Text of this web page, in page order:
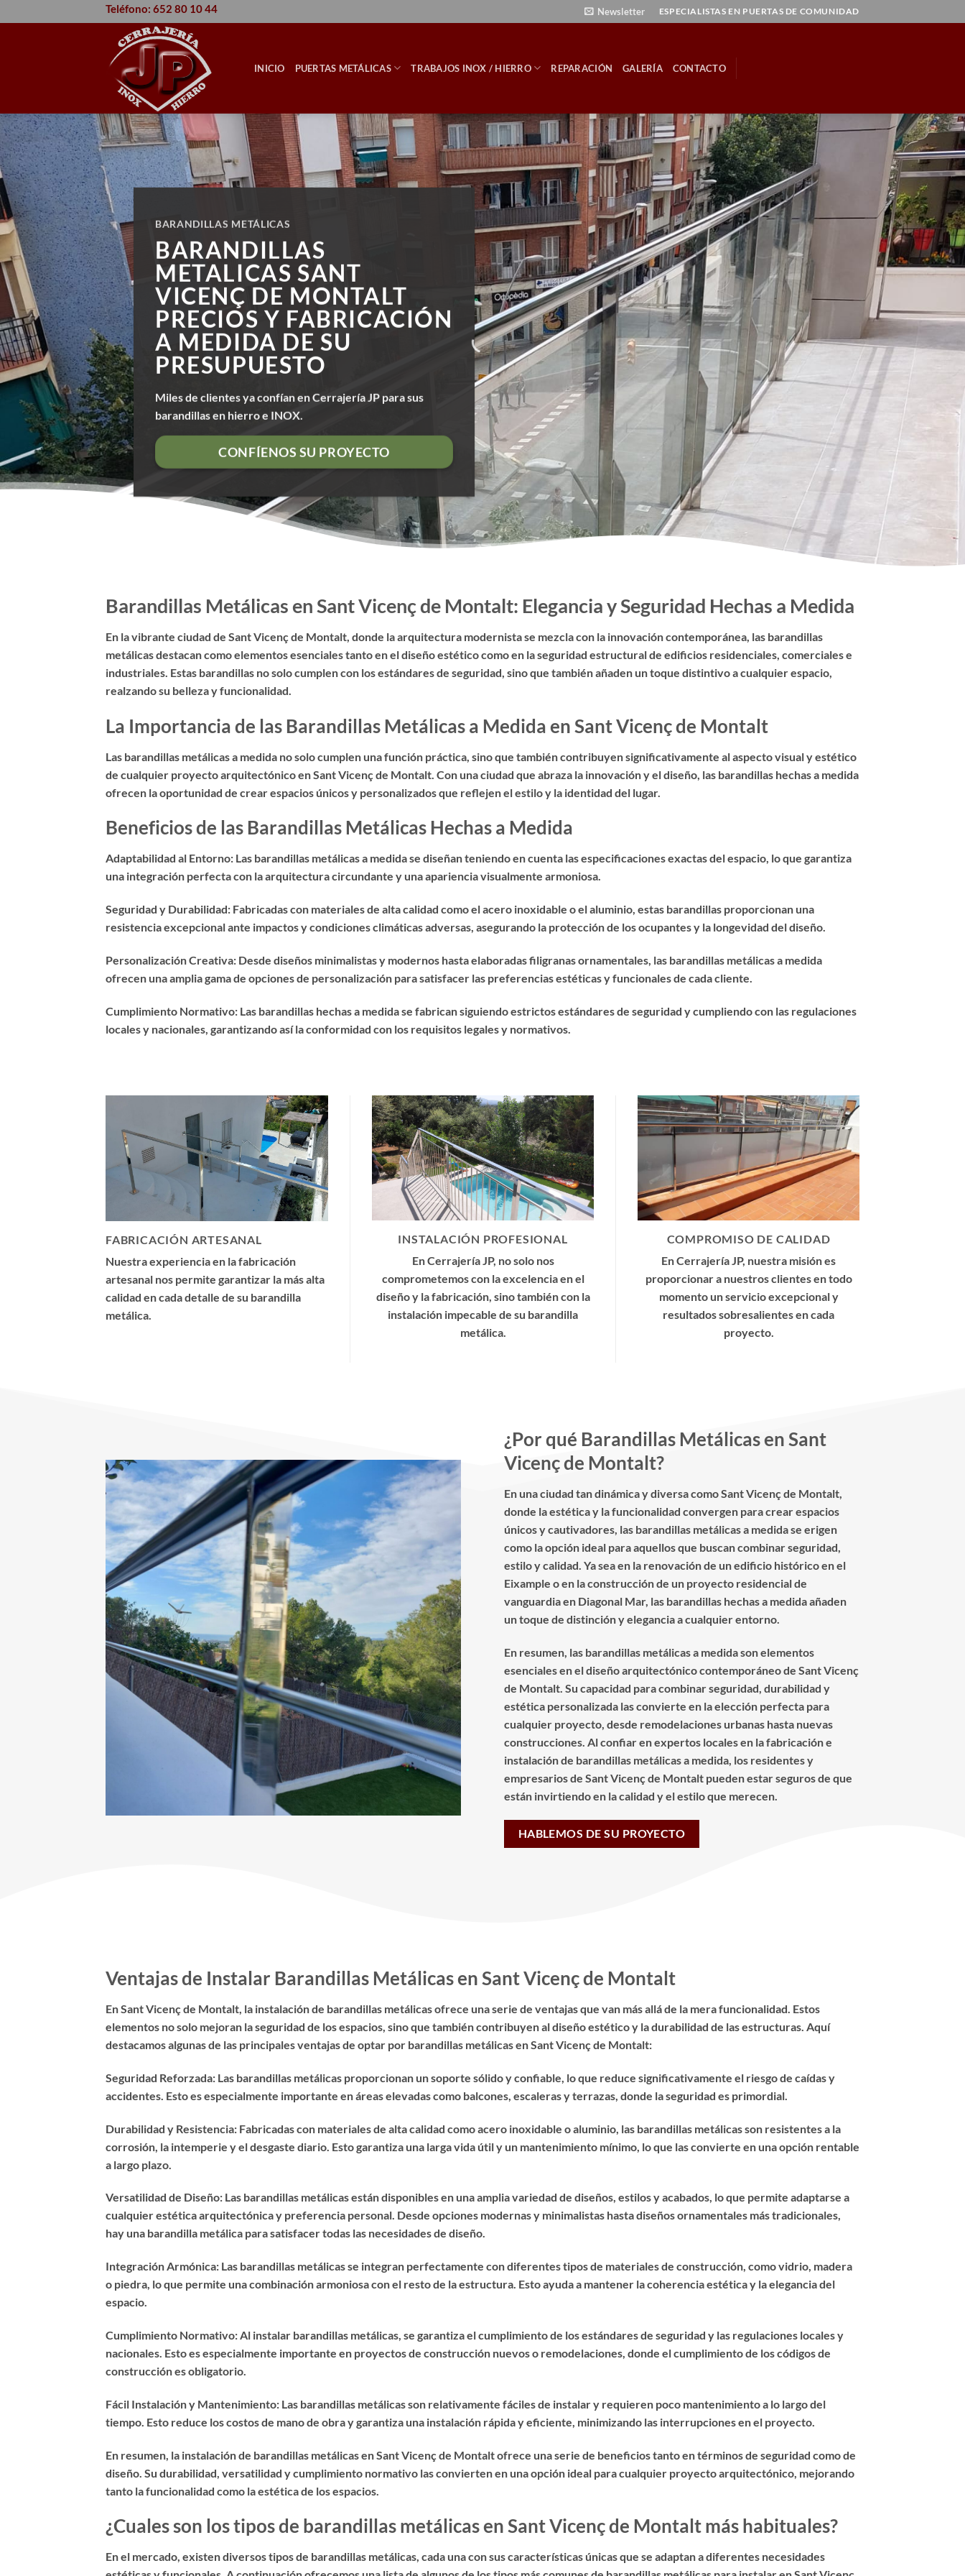
al
Teléfono: 652 80 10 44 Newsletter ESPECIALISTAS EN PUERTAS DE COMUNIDAD
INICIO PUERTAS METÁLICAS TRABAJOS INOX / HIERRO REPARACIÓN GALERÍA CONTACTO
BARANDILLAS METÁLICAS
BARANDILLAS
METALICAS SANT
VICENÇ DE MONTALT
PRECIOS Y FABRICACIÓN
A MEDIDA DE SU
PRESUPUESTO
Miles de clientes ya confían en Cerrajería JP para sus
barandillas en hierro e INOX.
CONFÍENOS SU PROYECTO
Barandillas Metálicas en Sant Vicenç de Montalt: Elegancia y Seguridad Hechas a Medida
En la vibrante ciudad de Sant Vicenç de Montalt, donde la arquitectura modernista se mezcla con la innovación contemporánea, las barandillas
metálicas destacan como elementos esenciales tanto en el diseño estético como en la seguridad estructural de edificios residenciales, comerciales e
industriales. Estas barandillas no solo cumplen con los estándares de seguridad, sino que también añaden un toque distintivo a cualquier espacio,
realzando su belleza y funcionalidad.
La Importancia de las Barandillas Metálicas a Medida en Sant Vicenç de Montalt
Las barandillas metálicas a medida no solo cumplen una función práctica, sino que también contribuyen significativamente al aspecto visual y estético
de cualquier proyecto arquitectónico en Sant Vicenç de Montalt. Con una ciudad que abraza la innovación y el diseño, las barandillas hechas a medida
ofrecen la oportunidad de crear espacios únicos y personalizados que reflejen el estilo y la identidad del lugar.
Beneficios de las Barandillas Metálicas Hechas a Medida
Adaptabilidad al Entorno: Las barandillas metálicas a medida se diseñan teniendo en cuenta las especificaciones exactas del espacio, lo que garantiza
una integración perfecta con la arquitectura circundante y una apariencia visualmente armoniosa.
Seguridad y Durabilidad: Fabricadas con materiales de alta calidad como el acero inoxidable o el aluminio, estas barandillas proporcionan una
resistencia excepcional ante impactos y condiciones climáticas adversas, asegurando la protección de los ocupantes y la longevidad del diseño.
Personalización Creativa: Desde diseños minimalistas y modernos hasta elaboradas filigranas ornamentales, las barandillas metálicas a medida
ofrecen una amplia gama de opciones de personalización para satisfacer las preferencias estéticas y funcionales de cada cliente.
Cumplimiento Normativo: Las barandillas hechas a medida se fabrican siguiendo estrictos estándares de seguridad y cumpliendo con las regulaciones
locales y nacionales, garantizando así la conformidad con los requisitos legales y normativos.
FABRICACIÓN ARTESANAL
Nuestra experiencia en la fabricación
artesanal nos permite garantizar la más alta
calidad en cada detalle de su barandilla
metálica.
INSTALACIÓN PROFESIONAL
En Cerrajería JP, no solo nos
comprometemos con la excelencia en el
diseño y la fabricación, sino también con la
instalación impecable de su barandilla
metálica.
COMPROMISO DE CALIDAD
En Cerrajería JP, nuestra misión es
proporcionar a nuestros clientes en todo
momento un servicio excepcional y
resultados sobresalientes en cada
proyecto.
¿Por qué Barandillas Metálicas en Sant
Vicenç de Montalt?
En una ciudad tan dinámica y diversa como Sant Vicenç de Montalt,
donde la estética y la funcionalidad convergen para crear espacios
únicos y cautivadores, las barandillas metálicas a medida se erigen
como la opción ideal para aquellos que buscan combinar seguridad,
estilo y calidad. Ya sea en la renovación de un edificio histórico en el
Eixample o en la construcción de un proyecto residencial de
vanguardia en Diagonal Mar, las barandillas hechas a medida añaden
un toque de distinción y elegancia a cualquier entorno.
En resumen, las barandillas metálicas a medida son elementos
esenciales en el diseño arquitectónico contemporáneo de Sant Vicenç
de Montalt. Su capacidad para combinar seguridad, durabilidad y
estética personalizada las convierte en la elección perfecta para
cualquier proyecto, desde remodelaciones urbanas hasta nuevas
construcciones. Al confiar en expertos locales en la fabricación e
instalación de barandillas metálicas a medida, los residentes y
empresarios de Sant Vicenç de Montalt pueden estar seguros de que
están invirtiendo en la calidad y el estilo que merecen.
HABLEMOS DE SU PROYECTO
Ventajas de Instalar Barandillas Metálicas en Sant Vicenç de Montalt
En Sant Vicenç de Montalt, la instalación de barandillas metálicas ofrece una serie de ventajas que van más allá de la mera funcionalidad. Estos
elementos no solo mejoran la seguridad de los espacios, sino que también contribuyen al diseño estético y la durabilidad de las estructuras. Aquí
destacamos algunas de las principales ventajas de optar por barandillas metálicas en Sant Vicenç de Montalt:
Seguridad Reforzada: Las barandillas metálicas proporcionan un soporte sólido y confiable, lo que reduce significativamente el riesgo de caídas y
accidentes. Esto es especialmente importante en áreas elevadas como balcones, escaleras y terrazas, donde la seguridad es primordial.
Durabilidad y Resistencia: Fabricadas con materiales de alta calidad como acero inoxidable o aluminio, las barandillas metálicas son resistentes a la
corrosión, la intemperie y el desgaste diario. Esto garantiza una larga vida útil y un mantenimiento mínimo, lo que las convierte en una opción rentable
a largo plazo.
Versatilidad de Diseño: Las barandillas metálicas están disponibles en una amplia variedad de diseños, estilos y acabados, lo que permite adaptarse a
cualquier estética arquitectónica y preferencia personal. Desde opciones modernas y minimalistas hasta diseños ornamentales más tradicionales,
hay una barandilla metálica para satisfacer todas las necesidades de diseño.
Integración Armónica: Las barandillas metálicas se integran perfectamente con diferentes tipos de materiales de construcción, como vidrio, madera
o piedra, lo que permite una combinación armoniosa con el resto de la estructura. Esto ayuda a mantener la coherencia estética y la elegancia del
espacio.
Cumplimiento Normativo: Al instalar barandillas metálicas, se garantiza el cumplimiento de los estándares de seguridad y las regulaciones locales y
nacionales. Esto es especialmente importante en proyectos de construcción nuevos o remodelaciones, donde el cumplimiento de los códigos de
construcción es obligatorio.
Fácil Instalación y Mantenimiento: Las barandillas metálicas son relativamente fáciles de instalar y requieren poco mantenimiento a lo largo del
tiempo. Esto reduce los costos de mano de obra y garantiza una instalación rápida y eficiente, minimizando las interrupciones en el proyecto.
En resumen, la instalación de barandillas metálicas en Sant Vicenç de Montalt ofrece una serie de beneficios tanto en términos de seguridad como de
diseño. Su durabilidad, versatilidad y cumplimiento normativo las convierten en una opción ideal para cualquier proyecto arquitectónico, mejorando
tanto la funcionalidad como la estética de los espacios.
¿Cuales son los tipos de barandillas metálicas en Sant Vicenç de Montalt más habituales?
En el mercado, existen diversos tipos de barandillas metálicas, cada una con sus características únicas que se adaptan a diferentes necesidades